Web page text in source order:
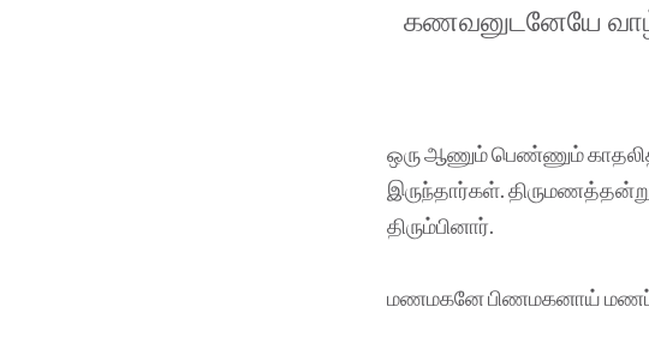
கணவனுடனேயே
ஒரு ஆணும் பெண்ணும்
இருந்தார்கள்.
திரும்பினார்.
மணமகனே பிணமகனாய்